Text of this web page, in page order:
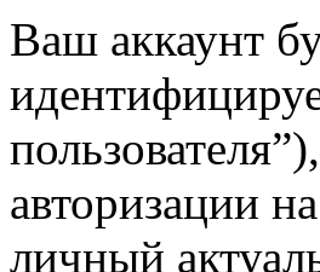
Ваш аккаунт
авторизации
личный